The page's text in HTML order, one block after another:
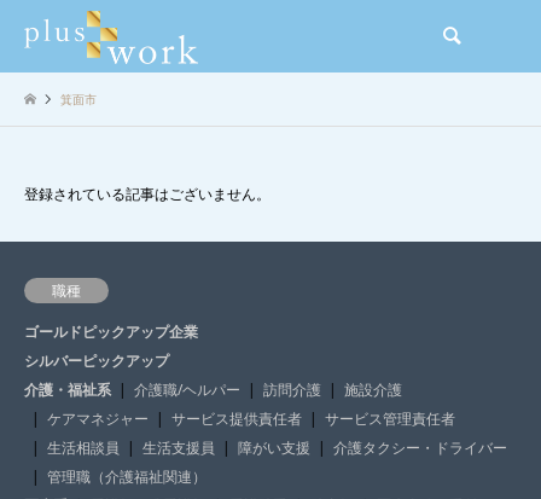
箕面市
登録されている記事はございません。
職種
ゴールドピックアップ企業
シルバーピックアップ
介護・福祉系
介護職/ヘルパー 訪問介護
施設介護
ケアマネジャー
サービス提供責任者
サービス管理責任者
生活相談員
生活支援員 障がい支援
介護タクシー・ドライバー
管理職（介護福祉関連）